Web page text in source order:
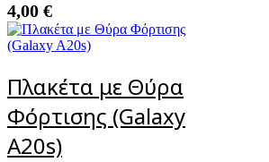
4,00 €
Πλακέτα με Θύρα
Φόρτισης (Galaxy
A20s)